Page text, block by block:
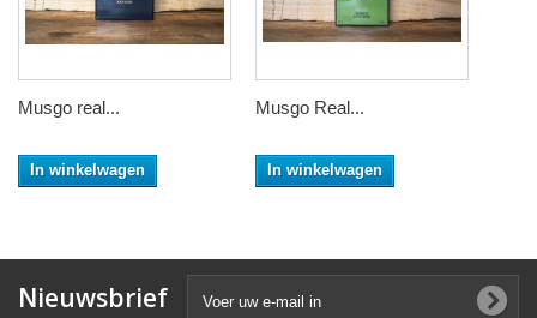
Musgo real...
In winkelwagen
Musgo Real...
In winkelwagen
Nieuwsbrief